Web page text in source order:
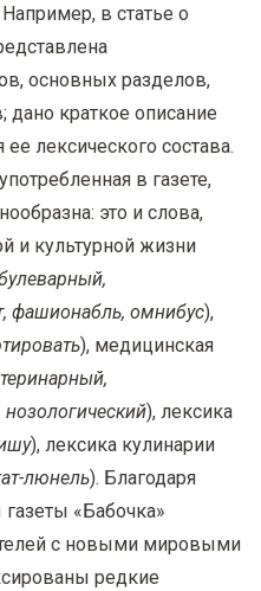
в статье о
основных разделов,
дано краткое описание
лексического состава.
в газете,
это и слова,
и культурной жизни
фашионабль, омнибус),
), медицинская
нозологический), лексика
), лексика кулинарии
люнель). Благодаря
«Бабочка»
с новыми мировыми
редкие